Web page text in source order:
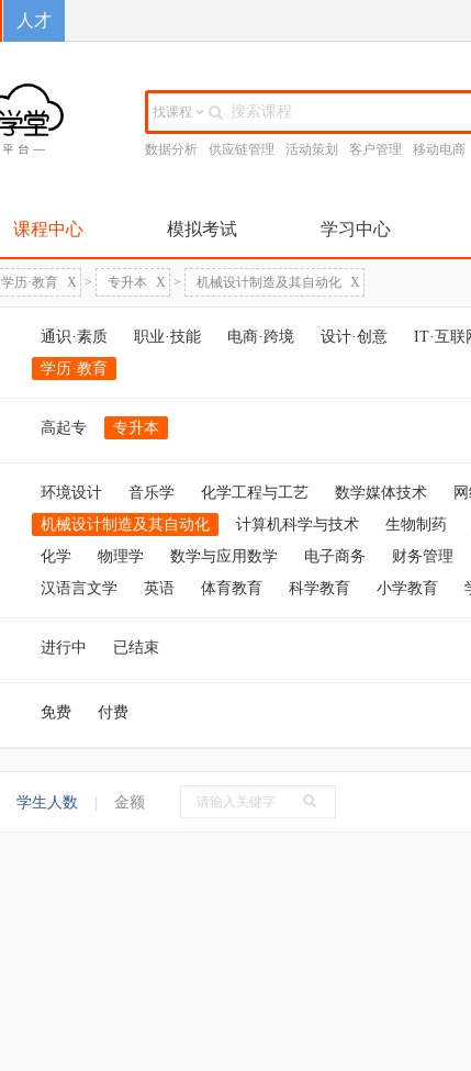
人才
找课程
数据分析 供应链管理 活动策划 客户管理 移动电商
课程中心 模拟考试 学习中心
学历·教育 X > 专升本 X > 机械设计制造及其自动化 X
通识·素质 职业·技能 电商·跨境 设计·创意 IT·互联
学历·教育
高起专 专升本
环境设计 音乐学 化学工程与工艺 数学媒体技术
机械设计制造及其自动化
计算机科学与技术 生物制药
化学
物理学 数学与应用数学 电子商务 财务管理
汉语言文学
英语 体育教育 科学教育 小学教育
进行中 已结束
免费 付费
学生人数 金额